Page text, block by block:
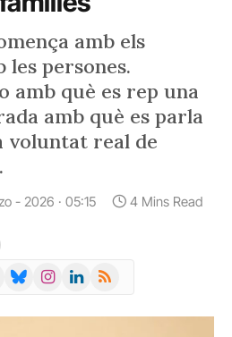
amb els
les persones.
amb què es rep una
amb què es parla
voluntat real de
- 2026 · 05:15 4 Mins Read
BlueskyInstagramLinkedIn
RSS